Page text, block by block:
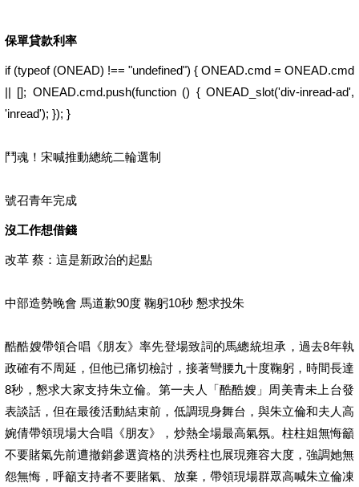
保單貸款利率
if (typeof (ONEAD) !== "undefined") { ONEAD.cmd = ONEAD.cmd
|| []; ONEAD.cmd.push(function () { ONEAD_slot('div-inread-ad',
'inread'); }); }
鬥魂！宋喊推動總統二輪選制
號召青年完成
沒工作想借錢
改革 蔡：這是新政治的起點
中部造勢晚會 馬道歉90度 鞠躬10秒 懇求投朱
酷酷嫂帶領合唱《朋友》率先登場致詞的馬總統坦承，過去8年執
政確有不周延，但他已痛切檢討，接著彎腰九十度鞠躬，時間長達
8秒，懇求大家支持朱立倫。第一夫人「酷酷嫂」周美青未上台發
表談話，但在最後活動結束前，低調現身舞台，與朱立倫和夫人高
婉倩帶領現場大合唱《朋友》，炒熱全場最高氣氛。柱柱姐無悔籲
不要賭氣先前遭撤銷參選資格的洪秀柱也展現雍容大度，強調她無
怨無悔，呼籲支持者不要賭氣、放棄，帶領現場群眾高喊朱立倫凍